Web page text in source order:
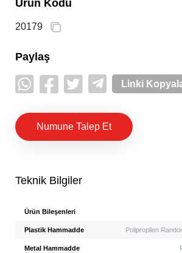
Ürün Kodu
20179
Paylaş
Linki
Numune Talep Et
Teknik Bilgiler
Ürün Bileşenleri
Plastik Hammadde Polipropilen
Metal Hammadde